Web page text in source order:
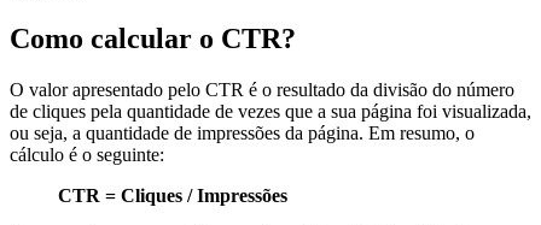
Como calcular o CTR?
O valor apresentado pelo CTR é o resultado da divisão do número
de cliques pela quantidade de vezes que a sua página foi visualizada,
ou seja, a quantidade de impressões da página. Em resumo, o
cálculo é o seguinte:
CTR = Cliques / Impressões